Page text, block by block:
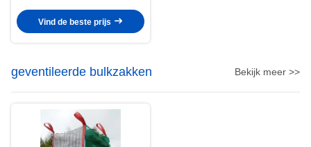
van 100%
Vind de beste prijs
geventileerde bulkzakken Bekijk meer >>